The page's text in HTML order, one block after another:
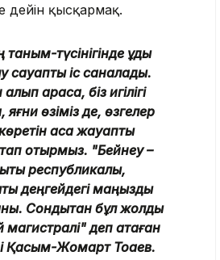
дейін қысқармақ.
түсінігінде құдық
сауапты іс саналады.
қарасақ, біз игілігі
яғни өзіміз де, өзгелер
аса жауапты
отырмыз. "Бейнеу –
республикалық,
деңгейдегі маңызды
Сондықтан бұл жолды
деп атаған
Қасым-Жомарт Тоқаев.